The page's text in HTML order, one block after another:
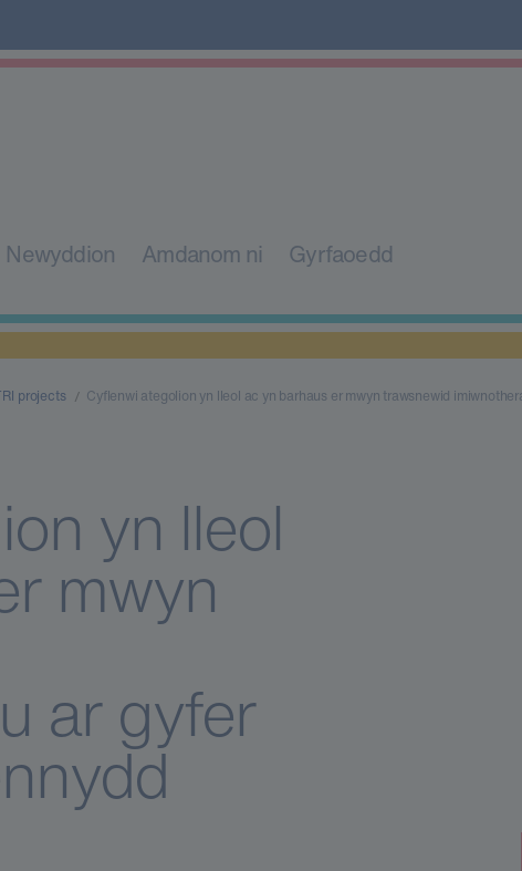
Newyddion Amdanom ni Gyrfaoedd
projects Cyflenwi ategolion yn lleol ac yn barhaus er mwyn trawsnewid
yn lleol
mwyn
ar gyfer